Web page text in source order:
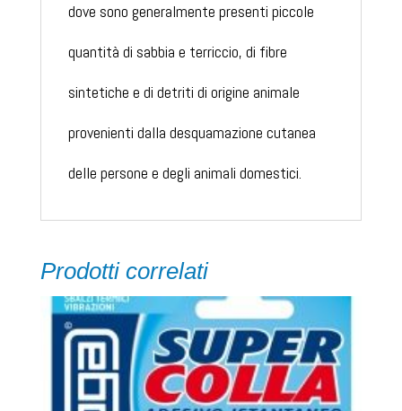
dove sono generalmente presenti piccole
quantità di sabbia e terriccio, di fibre
sintetiche e di detriti di origine animale
provenienti dalla desquamazione cutanea
delle persone e degli animali domestici.
Prodotti correlati